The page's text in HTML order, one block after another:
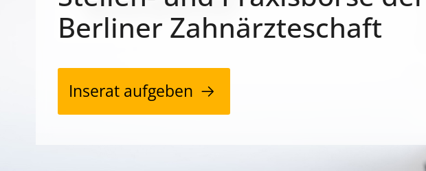
Berliner Zahnärzteschaft
Inserat aufgeben